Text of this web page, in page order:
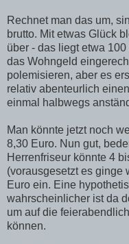
Rechnet man das um,
brutto. Mit etwas Glück
über - das liegt etwa
das Wohngeld
polemisieren, aber es
relativ abenteurlich
einmal halbwegs
Man könnte jetzt noch
8,30 Euro. Nun gut,
Herrenfriseur könnte 4
(vorausgesetzt es ginge
Euro ein. Eine
wahrscheinlicher ist da
um auf die
können.